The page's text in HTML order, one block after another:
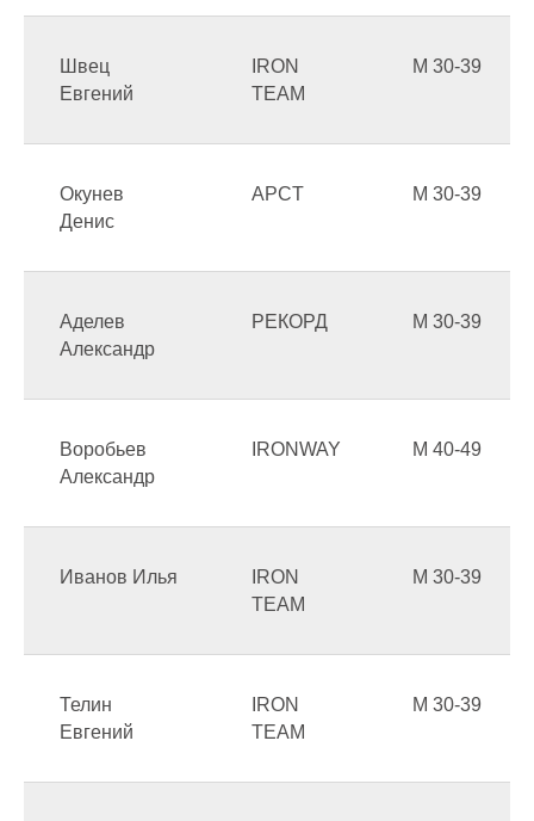
Швец
Евгений
IRON
TEAM
М 30-39
Окунев
Денис
APCT М 30-39
Аделев
Александр
РЕКОРД М 30-39
Воробьев
Александр
IRONWAY М 40-49
Иванов Илья
IRON
TEAM
М 30-39
Телин
Евгений
IRON
TEAM
М 30-39